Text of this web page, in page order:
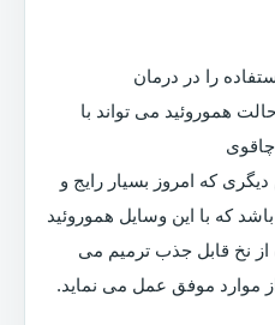
را در درمان
هموروئید می تواند با
که امروز بسیار رایج و
که با این وسایل هموروئید
نخ قابل جذب ترمیم می
موارد موفق عمل می نماید.